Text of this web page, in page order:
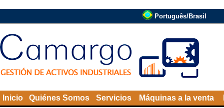
Português/Brasil
Inicio Quiénes Somos Servicios Máquinas a la venta